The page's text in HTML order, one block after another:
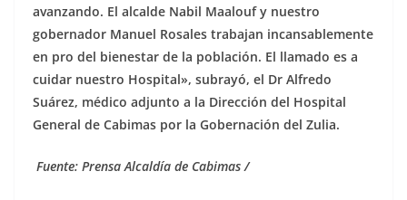
avanzando. El alcalde Nabil Maalouf y nuestro
gobernador Manuel Rosales trabajan incansablemente
en pro del bienestar de la población. El llamado es a
cuidar nuestro Hospital», subrayó, el Dr Alfredo
Suárez, médico adjunto a la Dirección del Hospital
General de Cabimas por la Gobernación del Zulia.
Fuente: Prensa Alcaldía de Cabimas /